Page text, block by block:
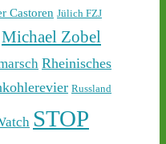
ab - castor-
ticker/
stoppen.de
Castoren Jülich FZJ
Michael Zobel
Rheinisches
Russland
STOP